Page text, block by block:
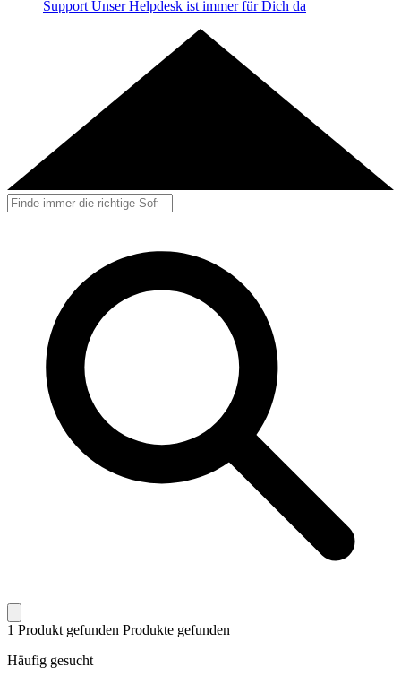
Support Unser Helpdesk ist immer für Dich da
1 Produkt gefunden Produkte gefunden
Häufig gesucht